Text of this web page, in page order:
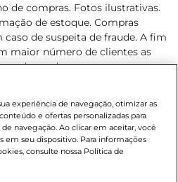
de compras. Fotos ilustrativas.
de estoque. Compras
de suspeita de fraude. A fim
maior número de clientes as
de produtos com preços
quantidade limitada por
o dia de hoje, podendo
notificação. Proibida a venda
de 18 anos, conforme
II (Estatuto da Criança e do
exclusivos para o
experiência de navegação, otimizar as
e ofertas personalizadas para
navegação. Ao clicar em aceitar, você
em seu dispositivo. Para informações
consulte nossa Política de